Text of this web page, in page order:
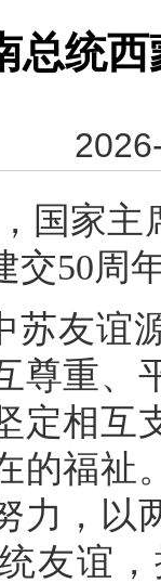
总统
国家
交50周
苏友谊
尊重、
定相互
的福祉
力，以
友谊